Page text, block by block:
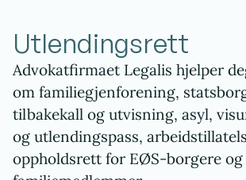
Utlendingsrett
Advokatfirmaet Legalis hjelper
om familiegjenforening,
tilbakekall og utvisning, asyl,
og utlendingspass,
oppholdsrett for EØS-borgere og